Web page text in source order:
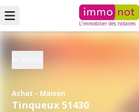
L'immobilier des notaires
Achat - Maison
Tinqueux 51430